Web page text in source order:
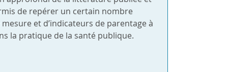
de repérer un certain nombre
mesure et d’indicateurs de parentage à
la pratique de la santé publique.